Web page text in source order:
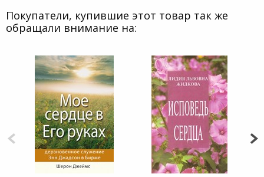
Покупатели, купившие этот товар так же
обращали внимание на: